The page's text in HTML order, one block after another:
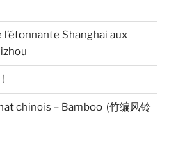
l’étonnante Shanghai aux
chinois – Bamboo (竹编风铃